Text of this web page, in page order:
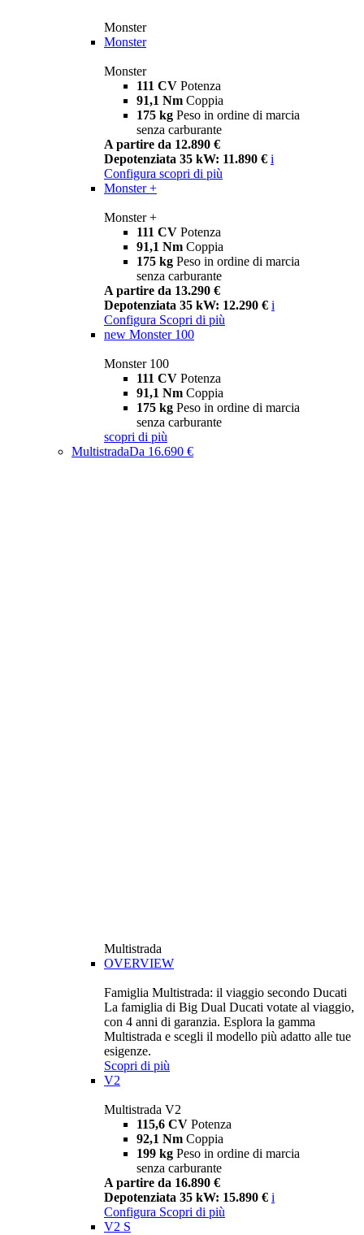
Monster
Monster
Monster
111 CV Potenza
91,1 Nm Coppia
175 kg Peso in ordine di marcia
senza carburante
A partire da 12.890 €
Depotenziata 35 kW: 11.890 € i
Configura scopri di più
Monster +
Monster +
111 CV Potenza
91,1 Nm Coppia
175 kg Peso in ordine di marcia
senza carburante
A partire da 13.290 €
Depotenziata 35 kW: 12.290 € i
Configura Scopri di più
new Monster 100
Monster 100
111 CV Potenza
91,1 Nm Coppia
175 kg Peso in ordine di marcia
senza carburante
scopri di più
MultistradaDa 16.690 €
Multistrada
OVERVIEW
Famiglia Multistrada: il viaggio secondo Ducati
La famiglia di Big Dual Ducati votate al viaggio,
con 4 anni di garanzia. Esplora la gamma
Multistrada e scegli il modello più adatto alle tue
esigenze.
Scopri di più
V2
Multistrada V2
115,6 CV Potenza
92,1 Nm Coppia
199 kg Peso in ordine di marcia
senza carburante
A partire da 16.890 €
Depotenziata 35 kW: 15.890 € i
Configura Scopri di più
V2 S